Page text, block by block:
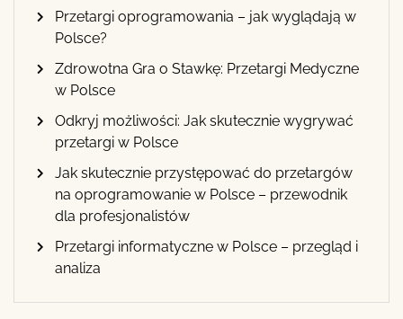
Przetargi oprogramowania – jak wyglądają w
Polsce?
Zdrowotna Gra o Stawkę: Przetargi Medyczne
w Polsce
Odkryj możliwości: Jak skutecznie wygrywać
przetargi w Polsce
Jak skutecznie przystępować do przetargów
na oprogramowanie w Polsce – przewodnik
dla profesjonalistów
Przetargi informatyczne w Polsce – przegląd i
analiza